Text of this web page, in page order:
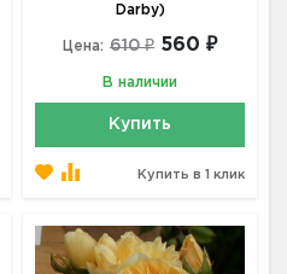
Darby)
Цена: 610 ₽ 560 ₽
В наличии
Купить
Купить в 1 клик